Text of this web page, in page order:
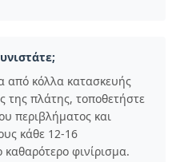
από κόλλα κατασκευής
της πλάτης, τοποθετήστε
περιβλήματος και
κάθε 12-16
καθαρότερο φινίρισμα.